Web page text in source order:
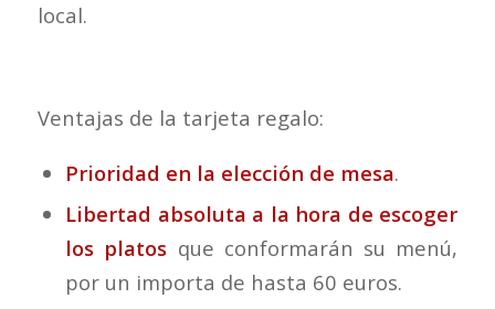
local.
Ventajas de la tarjeta regalo:
Prioridad en la elección de mesa.
Libertad absoluta a la hora de escoger
los platos que conformarán su menú,
por un importa de hasta 60 euros.